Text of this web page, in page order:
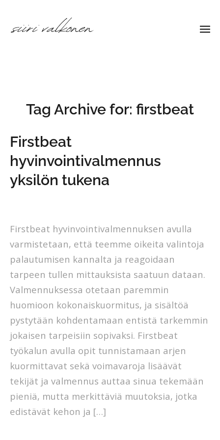
Tag Archive for: firstbeat
Firstbeat
hyvinvointivalmennus
yksilön tukena
Firstbeat hyvinvointivalmennuksen avulla
varmistetaan, että teemme oikeita valintoja
palautumisen kannalta ja reagoidaan
tarpeen tullen mittauksista saatuun dataan.
Valmennuksessa otetaan paremmin
huomioon kokonaiskuormitus, ja sisältöä
pystytään kohdentamaan entistä tarkemmin
jokaisen tarpeisiin sopivaksi. Firstbeat
työkalun avulla opit tunnistamaan arjen
kuormittavat sekä voimavaroja lisäävät
tekijät ja valmennus auttaa sinua tekemään
pieniä, mutta merkittäviä muutoksia, jotka
edistävät kehon ja […]